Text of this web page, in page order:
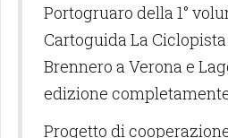
Portogruaro della 1°
Cartoguida La Ciclopista
Brennero a Verona e
edizione
Progetto di